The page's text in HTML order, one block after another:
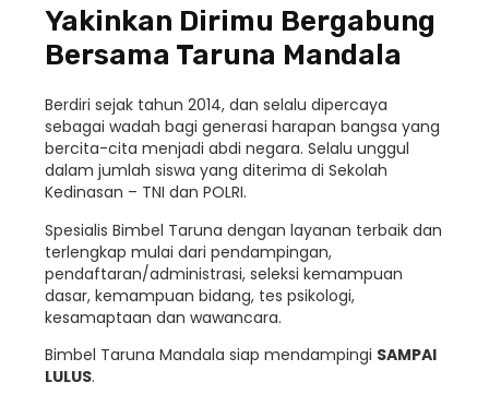
Yakinkan Dirimu Bergabung
Bersama Taruna Mandala
Berdiri sejak tahun 2014, dan selalu dipercaya
sebagai wadah bagi generasi harapan bangsa yang
bercita-cita menjadi abdi negara. Selalu unggul
dalam jumlah siswa yang diterima di Sekolah
Kedinasan – TNI dan POLRI.
Spesialis Bimbel Taruna dengan layanan terbaik dan
terlengkap mulai dari pendampingan,
pendaftaran/administrasi, seleksi kemampuan
dasar, kemampuan bidang, tes psikologi,
kesamaptaan dan wawancara.
Bimbel Taruna Mandala siap mendampingi SAMPAI
LULUS.